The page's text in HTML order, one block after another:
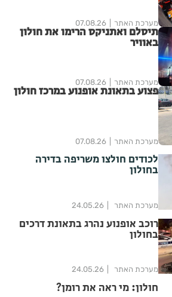
מערכת האתר 07.08.26
תיסלם ואתניקס הרימו את חולון
באוויר
מערכת האתר 07.08.26
פצוע בתאונת אופנוע במרכז חולון
מערכת האתר 07.08.26
לכודים חולצו משריפה בדירה
בחולון
מערכת האתר 24.05.26
רוכב אופנוע נהרג בתאונת דרכים
בחולון
מערכת האתר 24.05.26
חולון: מי ראה את רומן?